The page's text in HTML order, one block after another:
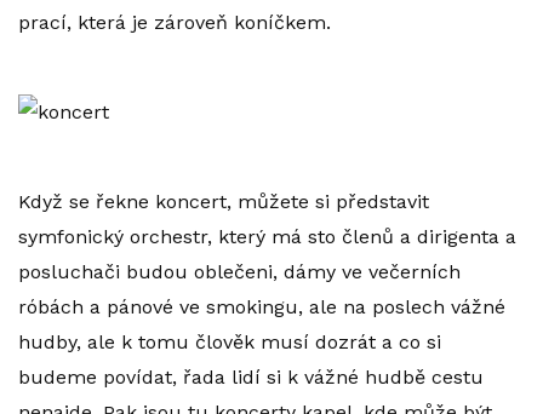
prací, která je zároveň koníčkem.
Když se řekne koncert, můžete si představit
symfonický orchestr, který má sto členů a dirigenta a
posluchači budou oblečeni, dámy ve večerních
róbách a pánové ve smokingu, ale na poslech vážné
hudby, ale k tomu člověk musí dozrát a co si
budeme povídat, řada lidí si k vážné hudbě cestu